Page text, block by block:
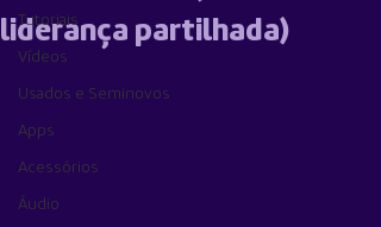
Tutoriais
Vídeos
Usados e Seminovos
Apps
Acessórios
Áudio
liderança partilhada)